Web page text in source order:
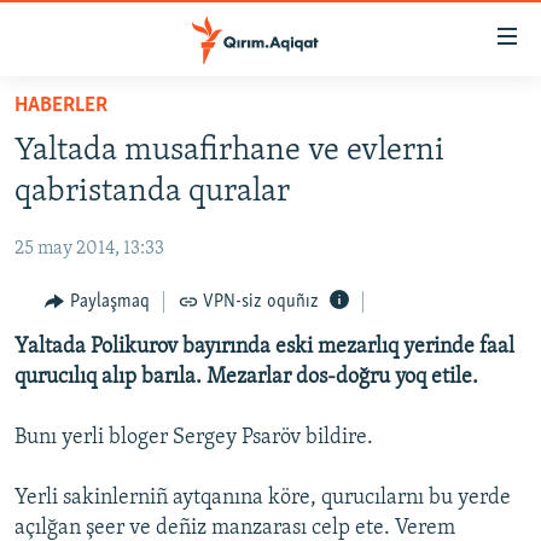
Esas
qaytmaq
Baş
navigatsiyağa
qaytmaq
qaytmaq
HABERLER
SİYASET
İQTİSADİYAT
CEMİYET
MEDENİYET
İNSAN AQLARI
VİDEO
SÜRET
FİKİR
HABERLER
Yaltada musafirhane ve evlerni
qabristanda quralar
25 may 2014, 13:33
Paylaşmaq VPN-siz oquñız
Yaltada Polikurov bayırında eski mezarlıq yerinde faal
qurucılıq alıp barıla. Mezarlar dos-doğru yoq etile.
Bunı yerli bloger Sergey Psaröv bildire.
Yerli sakinlerniñ aytqanına köre, qurucılarnı bu yerde
açılğan şeer ve deñiz manzarası celp ete. Verem